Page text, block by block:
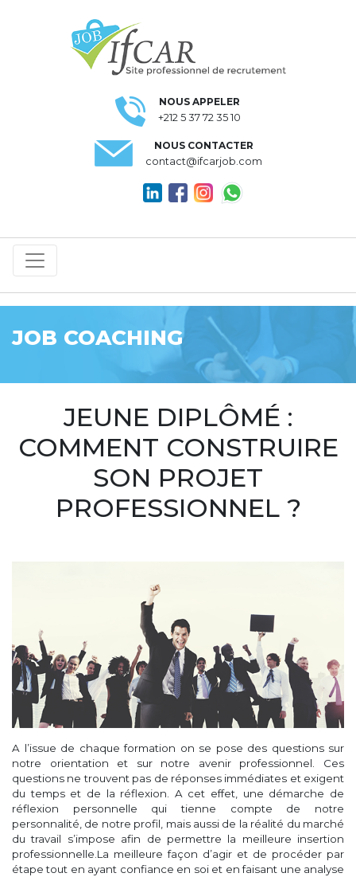
NOUS APPELER
+212 5 37 72 35 10
NOUS CONTACTER
contact@ifcarjob.com
JOB COACHING
JEUNE DIPLÔMÉ :
COMMENT CONSTRUIRE
SON PROJET
PROFESSIONNEL ?
A l’issue de chaque formation on se pose des questions sur
notre orientation et sur notre avenir professionnel. Ces
questions ne trouvent pas de réponses immédiates et exigent
du temps et de la réflexion. A cet effet, une démarche de
réflexion personnelle qui tienne compte de notre
personnalité, de notre profil, mais aussi de la réalité du marché
du travail s’impose afin de permettre la meilleure insertion
professionnelle.La meilleure façon d’agir et de procéder par
étape tout en ayant confiance en soi et en faisant une analyse